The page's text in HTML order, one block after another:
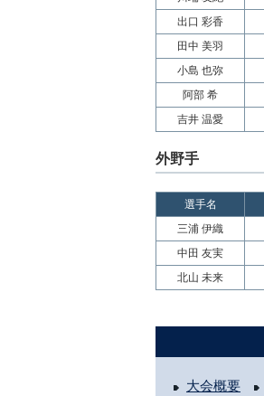
出口 彩香
田中 美羽
小島 也弥
阿部 希
吉井 温愛
外野手
選手名
三浦 伊織
中田 友実
北山 未来
大会概要